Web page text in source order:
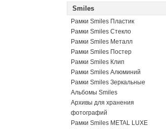
Smiles
Рамки Smiles Пластик
Рамки Smiles Стекло
Рамки Smiles Металл
Рамки Smiles Постер
Рамки Smiles Клип
Рамки Smiles Алюминий
Рамки Smiles Зеркальные
Альбомы Smiles
Архивы для хранения
фотографий
Рамки Smiles METAL LUXE